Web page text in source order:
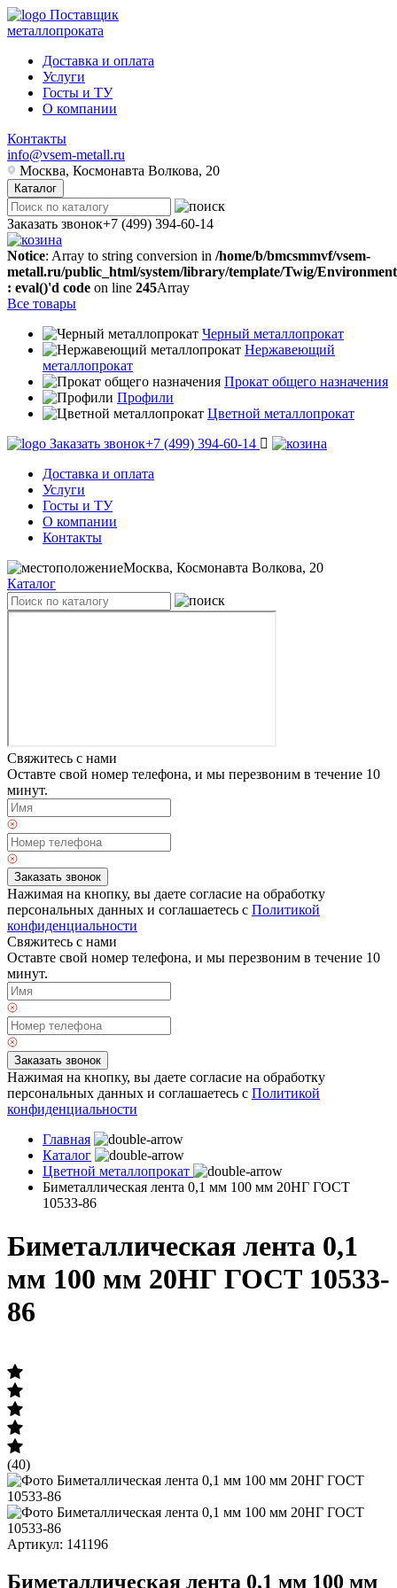
Поставщик
металлопроката
Доставка и оплата
Услуги
Госты и ТУ
О компании
Контакты
info@vsem-metall.ru
Москва, Космонавта Волкова, 20
Каталог
Заказать звонок+7 (499) 394-60-14
Notice: Array to string conversion in /home/b/bmcsmmvf/vsem-
metall.ru/public_html/system/library/template/Twig/
: eval()'d code on line 245Array
Все товары
Черный металлопрокат
Нержавеющий
металлопрокат
Прокат общего назначения
Профили
Цветной металлопрокат
Заказать звонок+7 (499) 394-60-14
Доставка и оплата
Услуги
Госты и ТУ
О компании
Контакты
Москва, Космонавта Волкова, 20
Каталог
Свяжитесь с нами
Оставте свой номер телефона, и мы перезвоним в течение 10
минут.
Заказать звонок
Нажимая на кнопку, вы даете согласие на обработку
персональных данных и соглашаетесь с Политикой
конфиденциальности
Свяжитесь с нами
Оставте свой номер телефона, и мы перезвоним в течение 10
минут.
Заказать звонок
Нажимая на кнопку, вы даете согласие на обработку
персональных данных и соглашаетесь с Политикой
конфиденциальности
Главная
Каталог
Цветной металлопрокат
Биметаллическая лента 0,1 мм 100 мм 20НГ ГОСТ
10533-86
Биметаллическая лента 0,1
мм 100 мм 20НГ ГОСТ 10533-
86
(40)
Артикул: 141196
Биметаллическая лента 0,1 мм 100 мм